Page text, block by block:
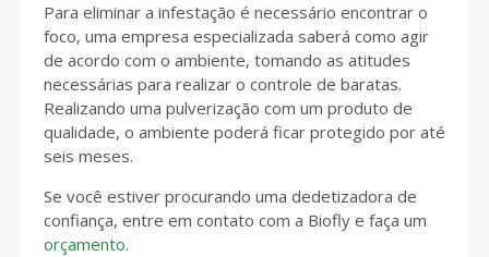
Para eliminar a infestação é necessário encontrar o
foco, uma empresa especializada saberá como agir
de acordo com o ambiente, tomando as atitudes
necessárias para realizar o controle de baratas.
Realizando uma pulverização com um produto de
qualidade, o ambiente poderá ficar protegido por até
seis meses.
Se você estiver procurando uma dedetizadora de
confiança, entre em contato com a Biofly e faça um
orçamento.